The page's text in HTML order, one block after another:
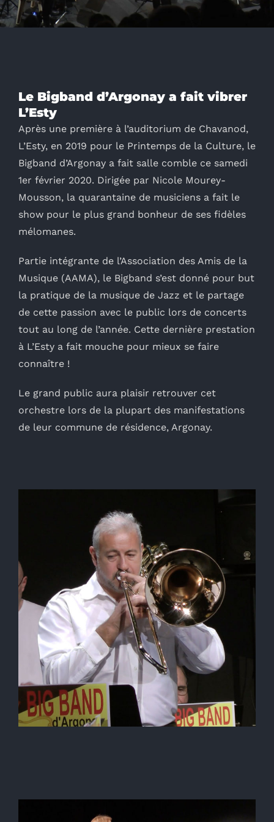
Le Bigband d’Argonay a fait vibrer
L’Esty
Après une première à l’auditorium de Chavanod,
L’Esty, en 2019 pour le Printemps de la Culture, le
Bigband d’Argonay a fait salle comble ce samedi
1er février 2020. Dirigée par Nicole Mourey-
Mousson, la quarantaine de musiciens a fait le
show pour le plus grand bonheur de ses fidèles
mélomanes.
Partie intégrante de l’Association des Amis de la
Musique (AAMA), le Bigband s’est donné pour but
la pratique de la musique de Jazz et le partage
de cette passion avec le public lors de concerts
tout au long de l’année. Cette dernière prestation
à L’Esty a fait mouche pour mieux se faire
connaître !
Le grand public aura plaisir retrouver cet
orchestre lors de la plupart des manifestations
de leur commune de résidence, Argonay.